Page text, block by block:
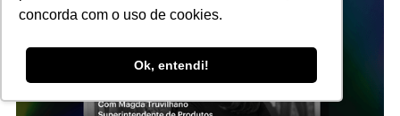
concorda com o uso de cookies.
Ok, entendi!